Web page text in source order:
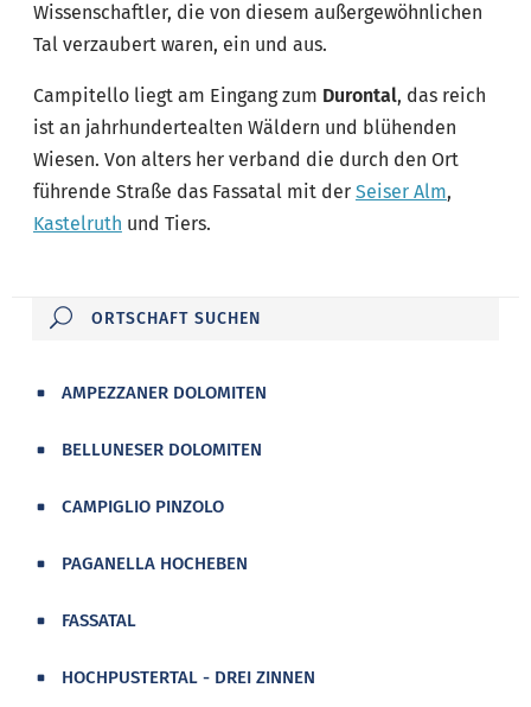
Wissenschaftler, die von diesem außergewöhnlichen
Tal verzaubert waren, ein und aus.
Campitello liegt am Eingang zum Durontal, das reich
ist an jahrhundertealten Wäldern und blühenden
Wiesen. Von alters her verband die durch den Ort
führende Straße das Fassatal mit der Seiser Alm,
Kastelruth und Tiers.
AMPEZZANER DOLOMITEN
BELLUNESER DOLOMITEN
CAMPIGLIO PINZOLO
PAGANELLA HOCHEBEN
FASSATAL
HOCHPUSTERTAL - DREI ZINNEN